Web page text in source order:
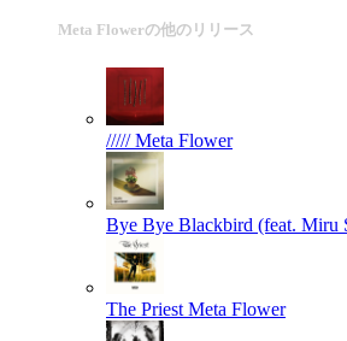
Meta Flowerの他のリリース
///// Meta Flower
Bye Bye Blackbird (feat. Miru
The Priest Meta Flower